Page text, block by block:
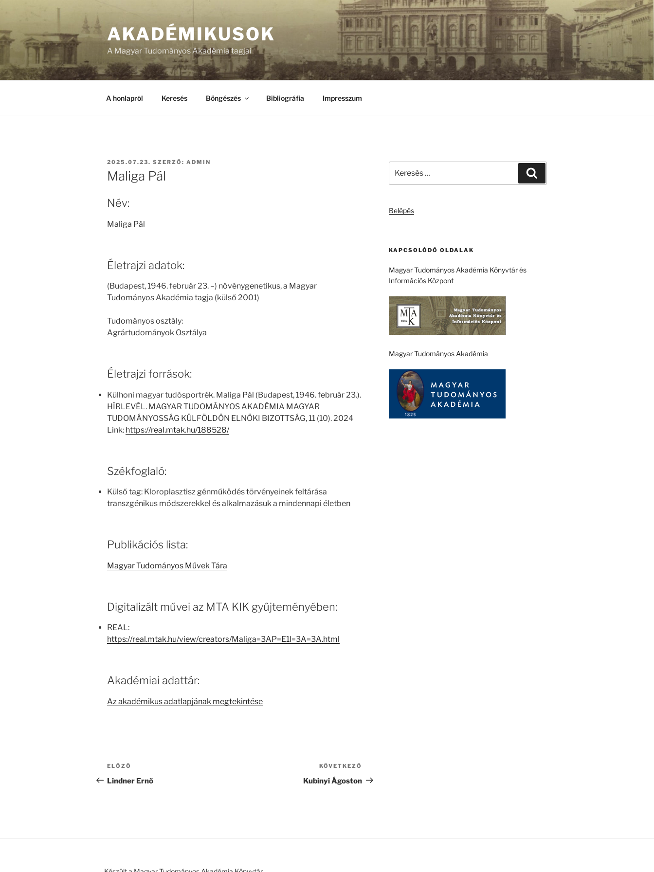
AKADÉMIKUSOK
A Magyar Tudományos Akadémia tagjai
A honlapról Keresés Böngészés Bibliográfia Impresszum
BEKÜLDVE:
2025.07.23. SZERZŐ: ADMIN
Maliga Pál
Név:
Maliga Pál
Életrajzi adatok:
(Budapest, 1946. február 23. –) növénygenetikus, a Magyar
Tudományos Akadémia tagja (külső 2001)
Tudományos osztály:
Agrártudományok Osztálya
Életrajzi források:
Külhoni magyar tudósportrék. Maliga Pál (Budapest, 1946. február 23.).
HÍRLEVÉL. MAGYAR TUDOMÁNYOS AKADÉMIA MAGYAR
TUDOMÁNYOSSÁG KÜLFÖLDÖN ELNÖKI BIZOTTSÁG, 11 (10). 2024
Link: https://real.mtak.hu/188528/
Székfoglaló:
Külső tag: Kloroplasztisz génműködés törvényeinek feltárása
transzgénikus módszerekkel és alkalmazásuk a mindennapi életben
Publikációs lista:
Magyar Tudományos Művek Tára
Digitalizált művei az MTA KIK gyűjteményében:
REAL:
https://real.mtak.hu/view/creators/Maliga=3AP=E1l=3A=3A.html
Akadémiai adattár:
Az akadémikus adatlapjának megtekintése
Bejegyzés
navigáció
Korábbi
bejegyzés
ELŐZŐ
Lindner Ernő
bejegyzés
KÖVETKEZŐ
Kubinyi Ágoston
következő
Belépés
KAPCSOLÓDÓ OLDALAK
Magyar Tudományos Akadémia Könyvtár és
Információs Központ
Magyar Tudományos Akadémia